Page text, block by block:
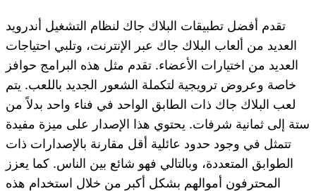
تقدم أفضل تطبيقات البلاك جاك لنظام التشغيل أندرويد
العديد من ألعاب البلاك جاك عبر الإنترنت، وتلبي احتياجات
العديد من اختيارات الأعضاء. تقدم مثل هذه البرامج حوافز
خاصة وعروض ترويجية لتكملة الشعور الجديد باللعب. يتم
لعب البلاك جاك ذات الطابق الواحد في فناء واحد بدلاً من
ستة إلى ثمانية شرفات. يحتوي هذا الإصدار على ميزة مفيدة
تتمثل في وجود حدود عائلية أقل مقارنة بالإصدارات ذات
الطوابق المتعددة، وبالتالي فهو شائع بين الناس. كما يعزز
المحترفون أموالهم بشكل أكبر من خلال استخدام هذه